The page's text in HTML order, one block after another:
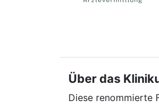
Über das
Diese renommierte